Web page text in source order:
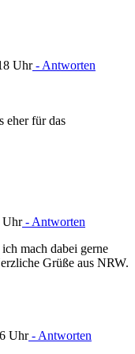
Uhr- Antworten
eher für das
Uhr- Antworten
mach dabei gerne
Grüße aus NRW.
Uhr- Antworten